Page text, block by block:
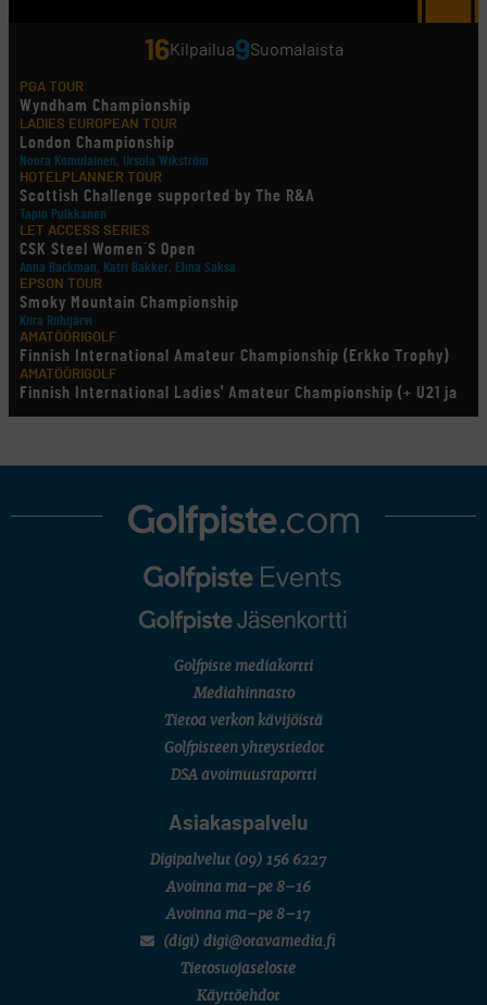
16Kilpailua9Suomalaista
PGA TOUR
Wyndham Championship
LADIES EUROPEAN TOUR
London Championship
Noora Komulainen, Ursula Wikström
HOTELPLANNER TOUR
Scottish Challenge supported by The R&A
Tapio Pulkkanen
LET ACCESS SERIES
CSK Steel Women´S Open
Anna Backman, Katri Bakker, Elina Saksa
EPSON TOUR
Smoky Mountain Championship
Kiira Riihijärvi
AMATÖÖRIGOLF
Finnish International Amateur Championship (Erkko Trophy)
AMATÖÖRIGOLF
Finnish International Ladies' Amateur Championship (+ U21 ja
U18/FJT/Aulanko)
LEGENDS TOUR
U.S. Women's Amateur Championship
Eeli Krankka, Lionel Mutikainen
Kivitippu Classic Invitational 2026
SM-reikäpeli (M50/Kymen Golf)
7 (U18 ja U21/pojat/Tahko)
Golfpiste mediakortti
Mediahinnasto
Tietoa verkon kävijöistä
Golfpisteen yhteystiedot
DSA avoimuusraportti
Asiakaspalvelu
Digipalvelut (09) 156 6227
Avoinna ma–pe 8–16
Avoinna ma–pe 8–17
(digi) digi@otavamedia.fi
Tietosuojaseloste
Käyttöehdot